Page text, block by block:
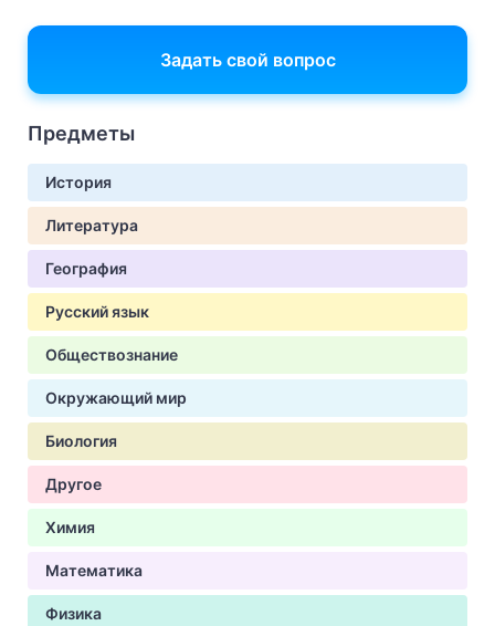
Задать свой вопрос
Предметы
История
Литература
География
Русский язык
Обществознание
Окружающий мир
Биология
Другое
Химия
Математика
Физика